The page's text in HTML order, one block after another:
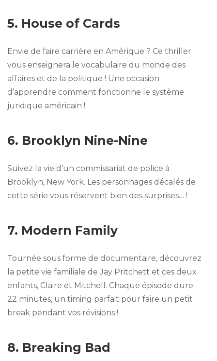
5. House of Cards
Envie de faire carrière en Amérique ? Ce thriller
vous enseignera le vocabulaire du monde des
affaires et de la politique ! Une occasion
d’apprendre comment fonctionne le système
juridique américain !
6. Brooklyn Nine-Nine
Suivez la vie d’un commissariat de police à
Brooklyn, New York. Les personnages décalés de
cette série vous réservent bien des surprises… !
7. Modern Family
Tournée sous forme de documentaire, découvrez
la petite vie familiale de Jay Pritchett et ces deux
enfants, Claire et Mitchell. Chaque épisode dure
22 minutes, un timing parfait pour faire un petit
break pendant vos révisions !
8. Breaking Bad